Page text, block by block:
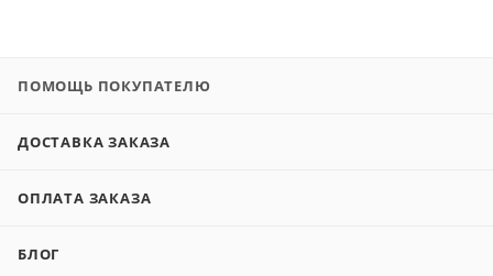
ПОМОЩЬ ПОКУПАТЕЛЮ
ДОСТАВКА ЗАКАЗА
ОПЛАТА ЗАКАЗА
БЛОГ